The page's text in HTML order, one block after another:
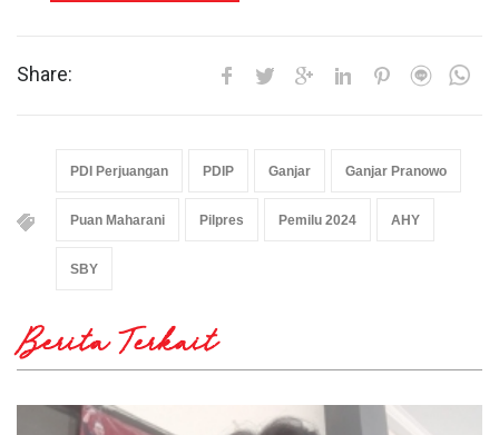
Share:
PDI Perjuangan PDIP Ganjar Ganjar Pranowo
Puan Maharani Pilpres Pemilu 2024 AHY
SBY
Berita Terkait